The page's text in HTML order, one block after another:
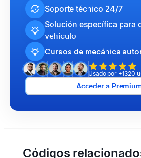
Soporte técnico 24/7
Solución específica para
vehículo
Cursos de mecánica
Usado por +1320
Acceder a Premium
Códigos